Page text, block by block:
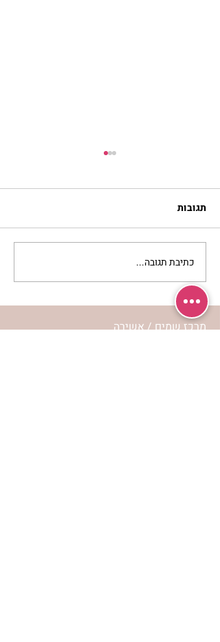
נורית אילון הירש מארחת
את חני ויינרוט ומיכל כהן חי
בשיח נשי מרגש
תגובות
כתיבת תגובה...
מרכז שמים / אשירה